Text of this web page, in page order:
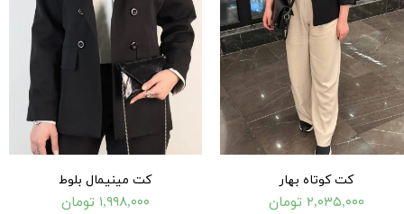
کت کوتاه بهار
۲,۰۳۵,۰۰۰ تومان
کت مینیمال بلوط
۱,۹۹۸,۰۰۰ تومان